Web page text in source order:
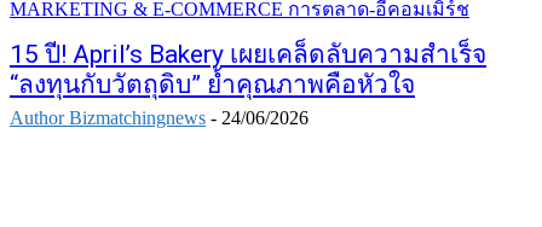
MARKETING & E-COMMERCE การตลาด-อีคอมเมิร์ช
15 ปี! April’s Bakery เผยเคล็ดลับความสำเร็จ
“ลงทุนกับวัตถุดิบ” ย้ำคุณภาพคือหัวใจ
Author Bizmatchingnews - 24/06/2026